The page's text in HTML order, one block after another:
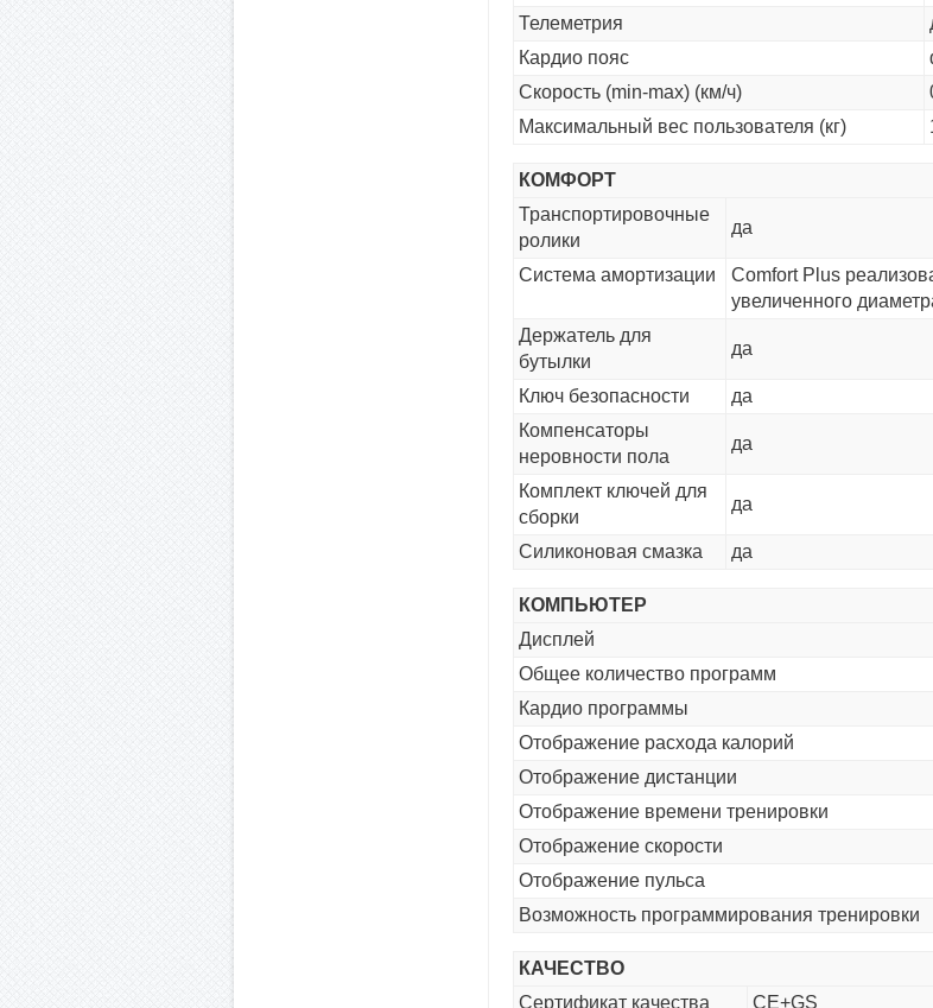
Телеметрия
Кардио пояс
Скорость (min-max) (км/ч)
Максимальный вес пользователя (кг)
КОМФОРТ
Транспортировочные
ролики
да
Система амортизации
Comfort Plus
увеличенного
Держатель для
бутылки
да
Ключ безопасности
да
Компенсаторы
неровности пола
да
Комплект ключей для
сборки
да
Силиконовая смазка да
КОМПЬЮТЕР
Дисплей
Общее количество программ
Кардио программы
Отображение расхода калорий
Отображение дистанции
Отображение времени тренировки
Отображение скорости
Отображение пульса
Возможность программирования тренировки
КАЧЕСТВО
Сертификат качества
CE+GS